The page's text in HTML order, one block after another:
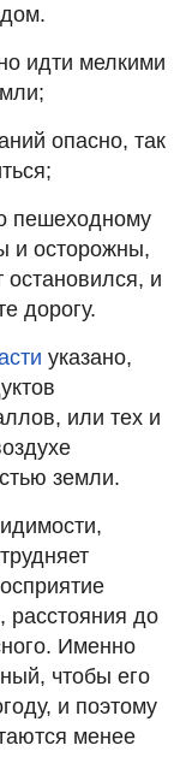
идти мелкими
опасно, так
пешеходному
и осторожны,
остановился, и
дорогу.
указано,
или тех и
земли.
расстояния до
Именно
чтобы его
и поэтому
менее